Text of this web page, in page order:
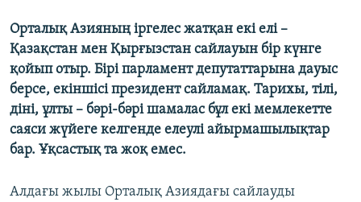
Орталық Азияның іргелес жатқан екі елі –
Қазақстан мен Қырғызстан сайлауын бір күнге
қойып отыр. Бірі парламент депутаттарына дауыс
берсе, екіншісі президент сайламақ. Тарихы, тілі,
діні, ұлты – бәрі-бәрі шамалас бұл екі мемлекетте
саяси жүйеге келгенде елеулі айырмашылықтар
бар. Ұқсастық та жоқ емес.
Алдағы жылы Орталық Азиядағы сайлауды